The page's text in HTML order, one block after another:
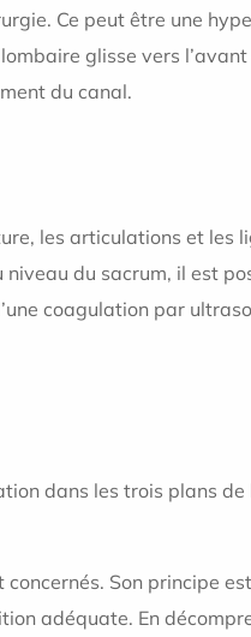
Ce peut être une
glisse vers
du canal.
les articulations et les
du sacrum, il est
coagulation par
dans les trois plans de
Son principe
adéquate. En